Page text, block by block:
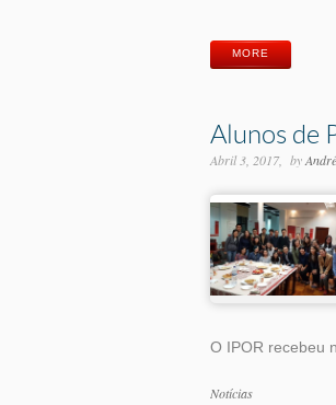
MORE
Alunos de
Abril 3, 2017 by
O IPOR recebeu
Categorias
Notícias